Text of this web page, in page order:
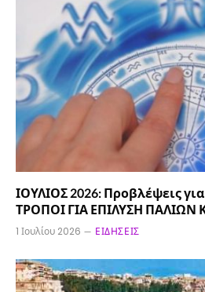
ΙΟΥΛΙΟΣ 2026: Προβλέψεις
ΤΡΟΠΟΙ ΓΙΑ ΕΠΙΛΥΣΗ ΠΑΛΙΩΝ
1 Ιουλίου 2026 ΕΙΔΉΣΕΙΣ